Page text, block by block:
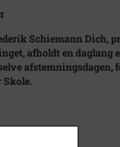
Schiemann Dich,
afholdt en daglang
Skole.